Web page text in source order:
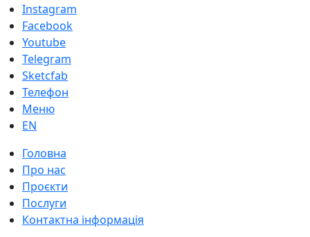
Instagram
Facebook
Youtube
Telegram
Sketcfab
Телефон
Меню
EN
Головна
Про нас
Проєкти
Послуги
Контактна інформація